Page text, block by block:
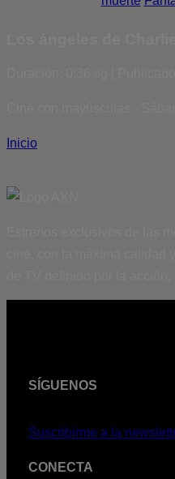
Inicio
SÍGUENOS
Suscribirme a la
CONECTA